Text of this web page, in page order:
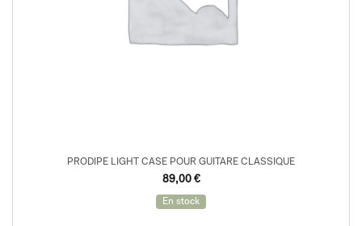
PRODIPE LIGHT CASE POUR GUITARE CLASSIQUE
89,00 €
En stock